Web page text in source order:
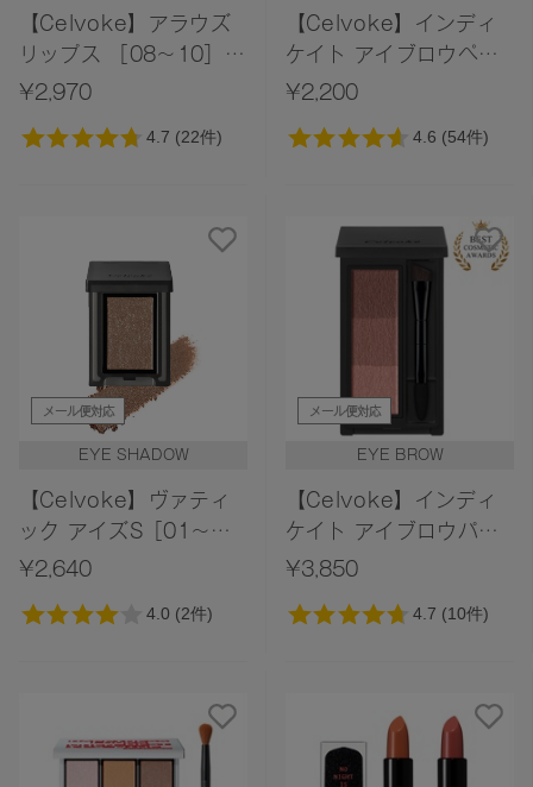
【Celvoke】アラウズ
リップス ［08～10］
（レフィル）
¥2,970
【Celvoke】インディ
ケイト アイブロウペン
シル
¥2,200
メール便対応
EYE SHADOW
【Celvoke】ヴァティ
ック アイズS［01～
06,EX01］
¥2,640
メール便対応
EYE BROW
【Celvoke】インディ
ケイト アイブロウパウ
ダー 11
¥3,850